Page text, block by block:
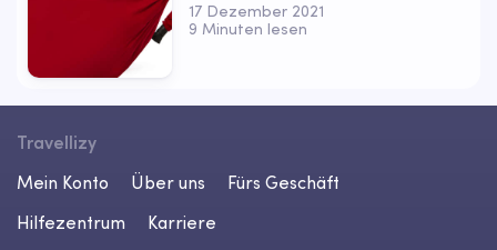
17 Dezember 2021
9 Minuten lesen
Travellizy
Mein Konto
Über uns
Fürs Geschäft
Hilfezentrum
Karriere